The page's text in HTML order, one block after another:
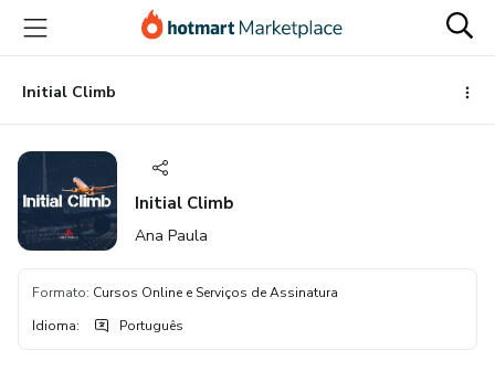
para
conteúdo
principal
para
pagamento
para
rodapéInitial Climb
Initial Climb
Ana Paula
Formato: Cursos Online e Serviços de Assinatura
Idioma: Português